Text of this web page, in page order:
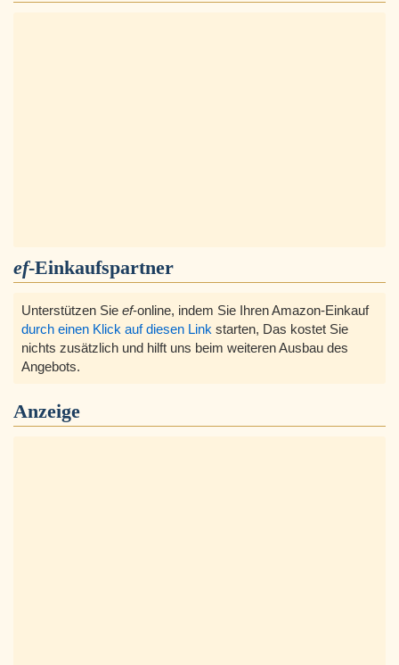
ef-Einkaufspartner
Unterstützen Sie ef-online, indem Sie Ihren Amazon-Einkauf
durch einen Klick auf diesen Link starten, Das kostet Sie
nichts zusätzlich und hilft uns beim weiteren Ausbau des
Angebots.
Anzeige